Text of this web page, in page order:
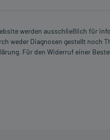
werden ausschließlich für
weder Diagnosen gestellt noch
Für den Widerruf einer